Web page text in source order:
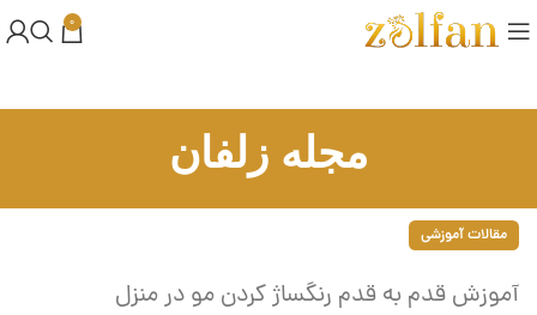
0
مجله زلفان
مقالات آموزشی
آموزش قدم به قدم رنگساژ کردن مو در منزل